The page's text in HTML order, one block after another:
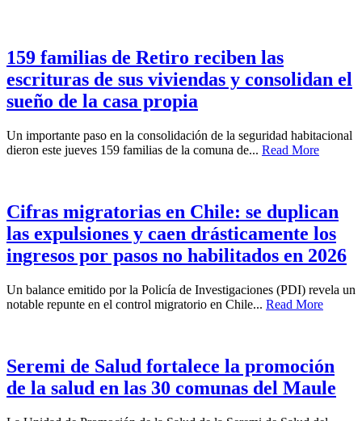
159 familias de Retiro reciben las
escrituras de sus viviendas y consolidan el
sueño de la casa propia
Un importante paso en la consolidación de la seguridad habitacional
dieron este jueves 159 familias de la comuna de... Read More
Cifras migratorias en Chile: se duplican
las expulsiones y caen drásticamente los
ingresos por pasos no habilitados en 2026
Un balance emitido por la Policía de Investigaciones (PDI) revela un
notable repunte en el control migratorio en Chile... Read More
Seremi de Salud fortalece la promoción
de la salud en las 30 comunas del Maule